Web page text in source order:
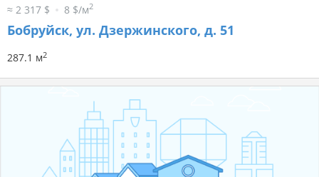
≈ 2 317 $ 8 $/м2
Бобруйск, ул. Дзержинского, д. 51
287.1 м2